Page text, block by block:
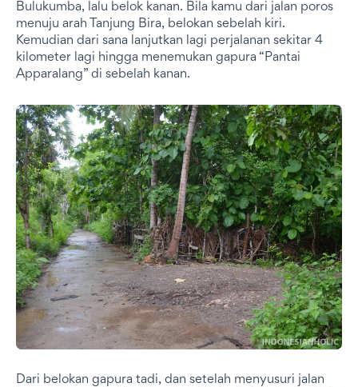
Bulukumba, lalu belok kanan. Bila kamu dari jalan poros
menuju arah Tanjung Bira, belokan sebelah kiri.
Kemudian dari sana lanjutkan lagi perjalanan sekitar 4
kilometer lagi hingga menemukan gapura “Pantai
Apparalang” di sebelah kanan.
Dari belokan gapura tadi, dan setelah menyusuri jalan